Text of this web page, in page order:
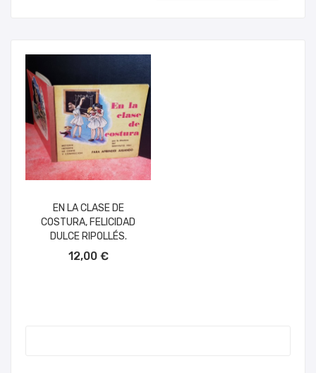
EN LA CLASE DE
COSTURA, FELICIDAD
DULCE RIPOLLÉS.
12,00 €